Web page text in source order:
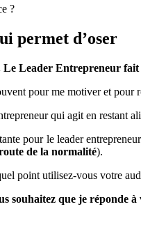
?
permet d’oser
Leader Entrepreneur fait
pour me motiver et pour
qui agit en restant
pour le leader
de la normalité).
point utilisez-vous votre
souhaitez que je réponde